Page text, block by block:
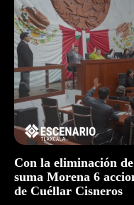
Con la eliminación
suma Morena 6
de Cuéllar Cisneros